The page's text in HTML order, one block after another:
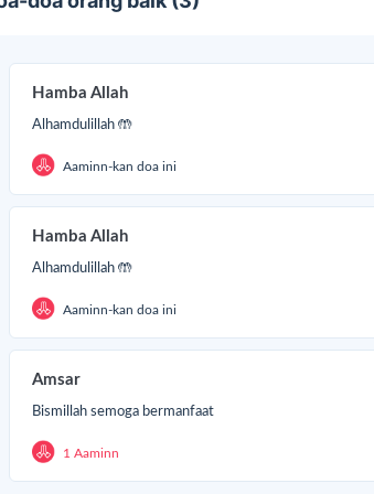
Hamba Allah
Alhamdulillah 🤲
Aaminn-kan doa ini
Hamba Allah
Alhamdulillah 🤲
Aaminn-kan doa ini
Amsar
Bismillah semoga bermanfaat
1 Aaminn